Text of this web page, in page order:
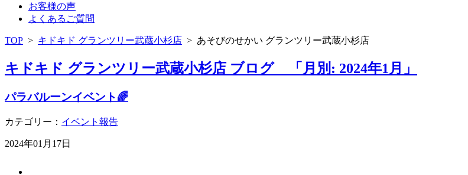
お客様の声
よくあるご質問
TOP > キドキド グランツリー武蔵小杉店 > あそびのせかい グランツリー武蔵小杉店
キドキド グランツリー武蔵小杉店 ブログ 「月別: 2024年1月」
パラバルーンイベント🌈
カテゴリー： イベント報告
2024年01月17日